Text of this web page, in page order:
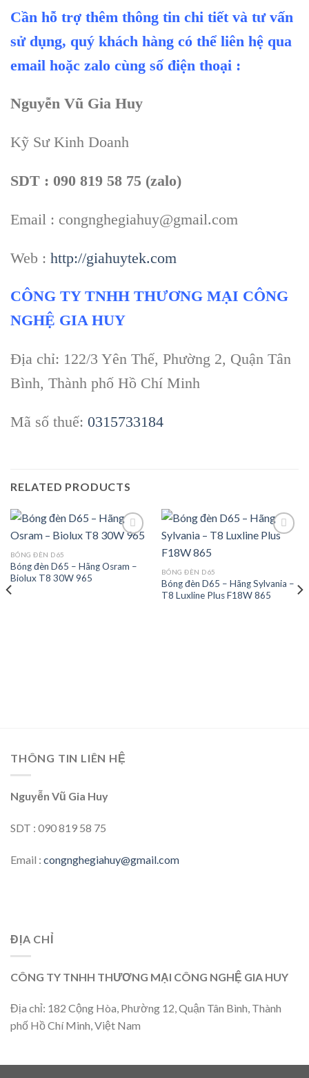
Cần hỗ trợ thêm thông tin chi tiết và tư vấn
sử dụng, quý khách hàng có thể liên hệ qua
email hoặc zalo cùng số điện thoại :
Nguyễn Vũ Gia Huy
Kỹ Sư Kinh Doanh
SDT : 090 819 58 75 (zalo)
Email : congnghegiahuy@gmail.com
Web : http://giahuytek.com
CÔNG TY TNHH THƯƠNG MẠI CÔNG
NGHỆ GIA HUY
Địa chỉ: 122/3 Yên Thế, Phường 2, Quận Tân
Bình, Thành phố Hồ Chí Minh
Mã số thuế: 0315733184
RELATED PRODUCTS
Add to
BÓNG ĐÈN D65
Bóng đèn D65 – Hãng Osram –
Biolux T8 30W 965
BÓNG ĐÈN D65
Bóng đèn D65 – Hãng Sylvania –
T8 Luxline Plus F18W 865
THÔNG TIN LIÊN HỆ
Nguyễn Vũ Gia Huy
SDT : 090 819 58 75
Email : congnghegiahuy@gmail.com
ĐỊA CHỈ
CÔNG TY TNHH THƯƠNG MẠI CÔNG NGHỆ GIA HUY
Địa chỉ: 182 Cộng Hòa, Phường 12, Quận Tân Bình, Thành
phố Hồ Chí Minh, Việt Nam